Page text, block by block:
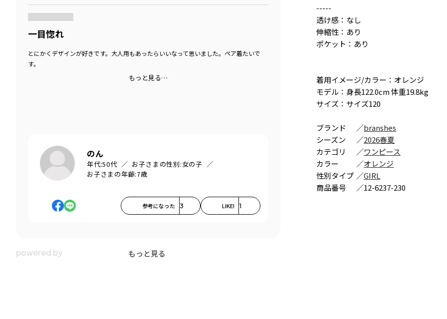
一目惚れ
とにかくデザインが好きです。大人用もあったらいいなって思いました。ペア着たいで
す。
もっと見る…
のん
年代:50代 お子さまの性別:女の子
お子さまの年齢:7歳
参考になった 3 LIKE! 1
もっと見る
-----
透け感：なし
伸縮性：あり
ポケット：あり
着用イメージ/カラー：オレンジ
モデル：身長122.0cm 体重19.8kg
サイズ：サイズ120
ブランド ／branshes
シーズン
／2026春夏
カテゴリ
／ワンピース
カラー
／オレンジ
性別タイプ ／GIRL
商品番号
／12-6237-230